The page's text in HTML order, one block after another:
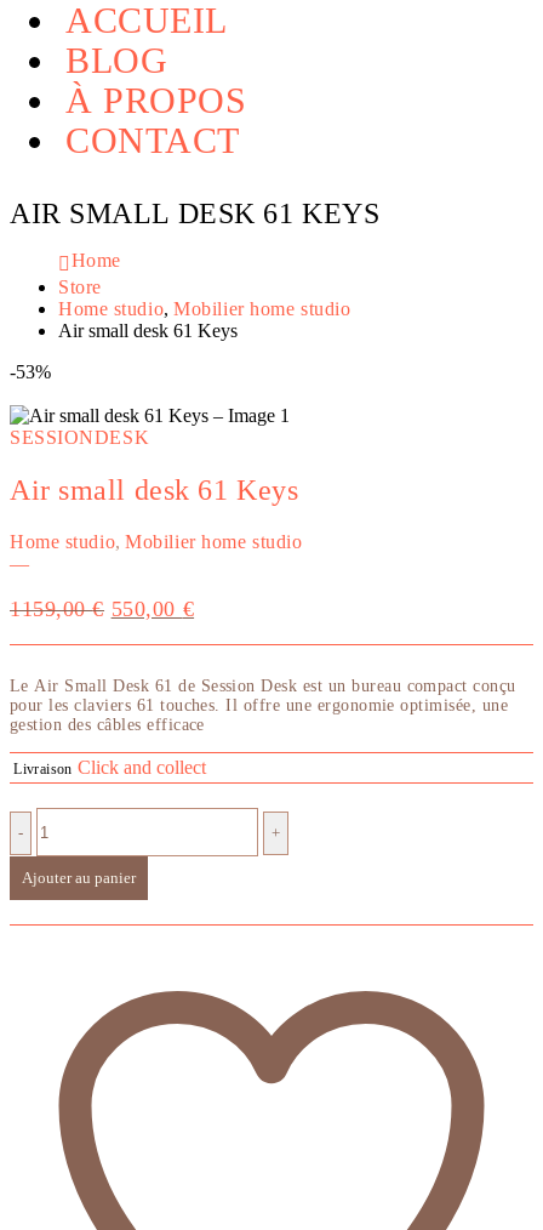
ACCUEIL
BLOG
À PROPOS
CONTACT
AIR SMALL DESK 61 KEYS
Home
Store
Home studio,Mobilier home studio
Air small desk 61 Keys
-53%
SESSIONDESK
Air small desk 61 Keys
Home studio,Mobilier home studio
—
1159,00€ Le
était :
1159,00 €.
550,00 €Le
est :
550,00 €.
LeAir Small Desk 61 de Session Desk est un bureau compact conçu
pour les claviers 61 touches. Il offre une ergonomie optimisée, une
gestion des câbles efficace
Livraison Click and collect
- +
Ajouter au panier